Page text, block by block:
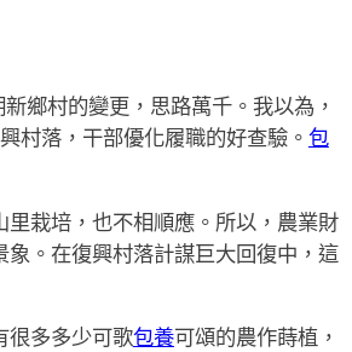
鄉村的變更，思路萬千。我以為，
村落，干部優化履職的好查驗。 包
栽培，也不相順應。所以，農業財
。在復興村落計謀巨大回復中，這
多多少可歌包養可頌的農作蒔植，